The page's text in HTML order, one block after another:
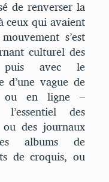
de renverser la
ceux qui avaient
s’est
culturel des
puis avec le
d’une vague de
ou en ligne –
des
des journaux
albums de
de croquis, ou